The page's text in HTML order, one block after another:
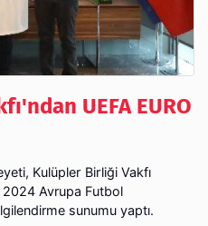
UEFA EURO
Kulüpler Birliği Vakfı
2024 Avrupa Futbol
sunumu yaptı.